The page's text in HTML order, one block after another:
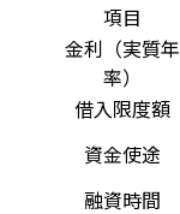
項目
金利（実質年
率）
借入限度額
資金使途
融資時間